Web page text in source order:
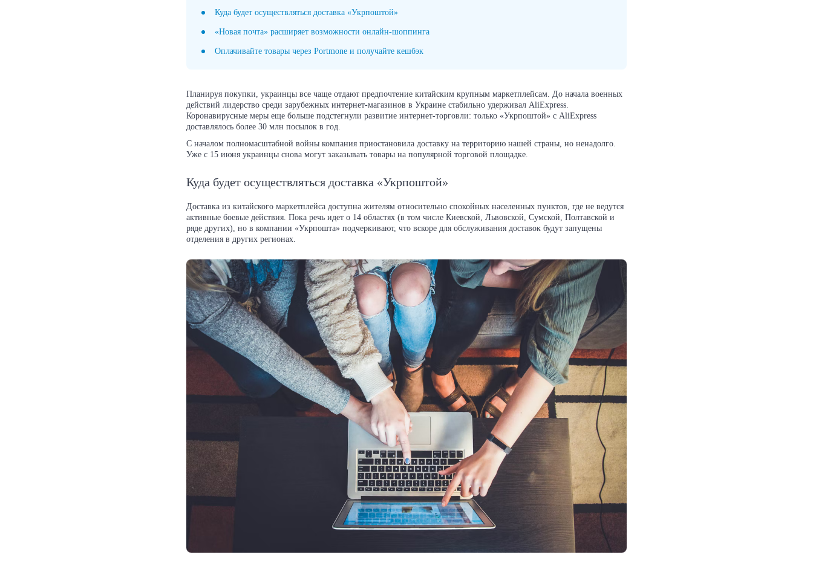
Куда будет осуществляться доставка «Укрпоштой»
«Новая почта» расширяет возможности онлайн-шоппинга
Оплачивайте товары через Portmone и получайте кешбэк
Планируя покупки, украинцы все чаще отдают предпочтение китайским крупным маркетплейсам. До начала военных
действий лидерство среди зарубежных интернет-магазинов в Украине стабильно удерживал AliExpress.
Коронавирусные меры еще больше подстегнули развитие интернет-торговли: только «Укрпоштой» с AliExpress
доставлялось более 30 млн посылок в год.
С началом полномасштабной войны компания приостановила доставку на территорию нашей страны, но ненадолго.
Уже с 15 июня украинцы снова могут заказывать товары на популярной торговой площадке.
Куда будет осуществляться доставка «Укрпоштой»
Доставка из китайского маркетплейса доступна жителям относительно спокойных населенных пунктов, где не ведутся
активные боевые действия. Пока речь идет о 14 областях (в том числе Киевской, Львовской, Сумской, Полтавской и
ряде других), но в компании «Укрпошта» подчеркивают, что вскоре для обслуживания доставок будут запущены
отделения в других регионах.